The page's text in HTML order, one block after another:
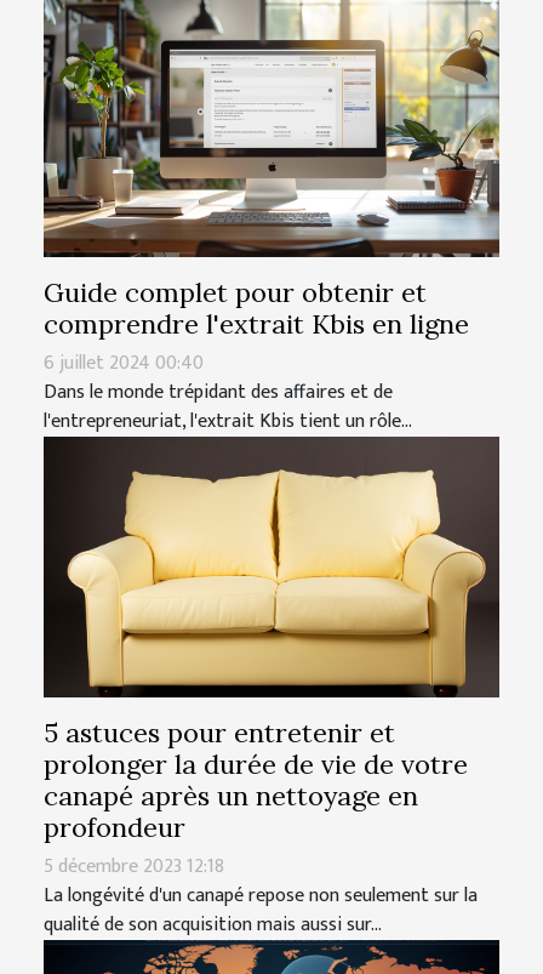
Guide complet pour obtenir et
comprendre l'extrait Kbis en ligne
6 juillet 2024 00:40
Dans le monde trépidant des affaires et de
l'entrepreneuriat, l'extrait Kbis tient un rôle...
5 astuces pour entretenir et
prolonger la durée de vie de votre
canapé après un nettoyage en
profondeur
5 décembre 2023 12:18
La longévité d'un canapé repose non seulement sur la
qualité de son acquisition mais aussi sur...